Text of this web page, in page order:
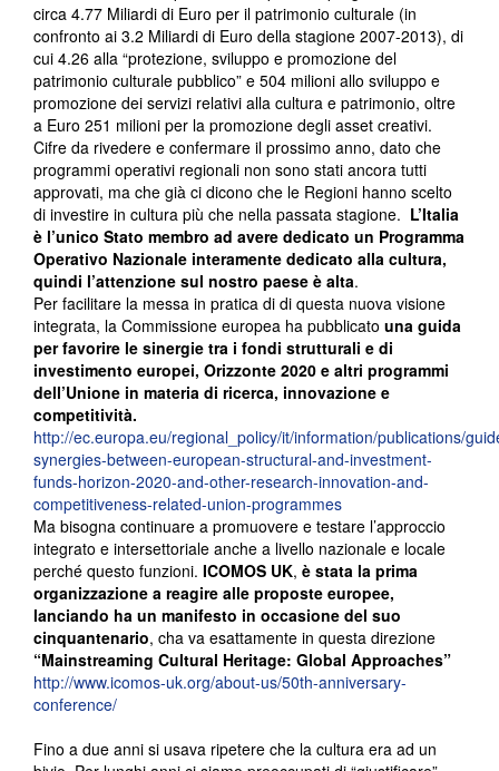
circa 4.77 Miliardi di Euro per il patrimonio culturale (in
confronto ai 3.2 Miliardi di Euro della stagione 2007-2013), di
cui 4.26 alla “protezione, sviluppo e promozione del
patrimonio culturale pubblico” e 504 milioni allo sviluppo e
promozione dei servizi relativi alla cultura e patrimonio, oltre
a Euro 251 milioni per la promozione degli asset creativi.
Cifre da rivedere e confermare il prossimo anno, dato che
programmi operativi regionali non sono stati ancora tutti
approvati, ma che già ci dicono che le Regioni hanno scelto
di investire in cultura più che nella passata stagione. L’Italia
è l’unico Stato membro ad avere dedicato un Programma
Operativo Nazionale interamente dedicato alla cultura,
quindi l’attenzione sul nostro paese è alta.
Per facilitare la messa in pratica di di questa nuova visione
integrata, la Commissione europea ha pubblicato una guida
per favorire le sinergie tra i fondi strutturali e di
investimento europei, Orizzonte 2020 e altri programmi
dell’Unione in materia di ricerca, innovazione e
competitività.
http://ec.europa.eu/regional_policy/it/information/publications/
synergies-between-european-structural-and-investment-
funds-horizon-2020-and-other-research-innovation-and-
competitiveness-related-union-programmes
Ma bisogna continuare a promuovere e testare l’approccio
integrato e intersettoriale anche a livello nazionale e locale
perché questo funzioni. ICOMOS UK, è stata la prima
organizzazione a reagire alle proposte europee,
lanciando ha un manifesto in occasione del suo
cinquantenario, cha va esattamente in questa direzione
“Mainstreaming Cultural Heritage: Global Approaches”
http://www.icomos-uk.org/about-us/50th-anniversary-
conference/
Fino a due anni si usava ripetere che la cultura era ad un